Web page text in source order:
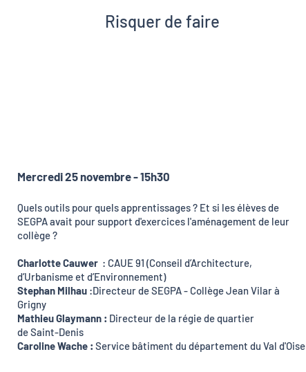
Risquer de faire
Mercredi 25 novembre - 15h30
Quels outils pour quels apprentissages ? Et si les élèves de
SEGPA avait pour support d'exercices l'aménagement de leur
collège ?
Charlotte Cauwer : CAUE 91 (Conseil d’Architecture,
d’Urbanisme et d’Environnement)
Stephan Milhau :Directeur de SEGPA - Collège Jean Vilar à
Grigny
Mathieu Glaymann : Directeur de la régie de quartier
de Saint-Denis
Caroline Wache : Service bâtiment du département du Val d'Oise